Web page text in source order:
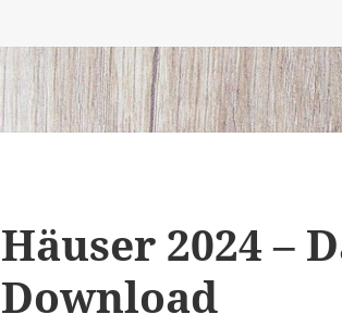
Häuser 2024 –
Download